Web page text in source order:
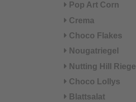
Pop Art Corn
Crema
Choco Flakes
Nougatriegel
Nutting Hill Riegel
Choco Lollys
Blattsalat